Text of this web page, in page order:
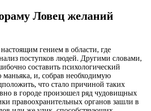
Ловец желаний
гением в области, где
поступков людей. Другими словами,
составить психологический
маньяка, и, собрав необходимую
что стало причиной таких
в городе произошел ряд чудовищных
правоохранительных органов зашли в